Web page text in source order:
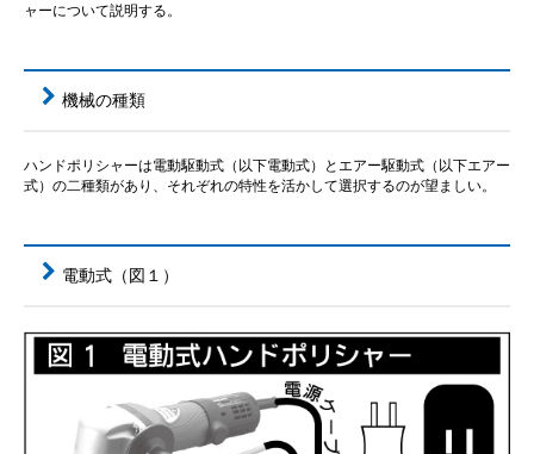
ャーについて説明する。
機械の種類
ハンドポリシャーは電動駆動式（以下電動式）とエアー駆動式（以下エアー
式）の二種類があり、それぞれの特性を活かして選択するのが望ましい。
電動式（図１）